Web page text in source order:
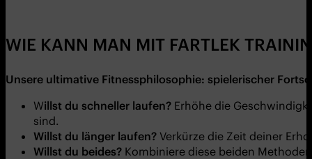
WIE KANN MAN MIT FARTLEK
Unsere ultimative Fitnessphilosophie: spielerischer
Willst du schneller laufen? Erhöhe die
sind.
Willst du länger laufen? Verkürze die Zeit deiner
Willst du beides? Kombiniere diese beiden